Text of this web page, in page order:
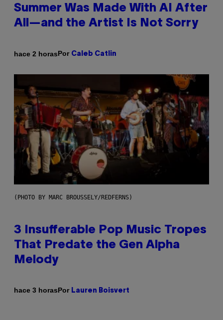
Summer Was Made With AI After
All—and the Artist Is Not Sorry
hace 2 horasPor Caleb Catlin
(PHOTO BY MARC BROUSSELY/REDFERNS)
3 Insufferable Pop Music Tropes
That Predate the Gen Alpha
Melody
hace 3 horasPor Lauren Boisvert